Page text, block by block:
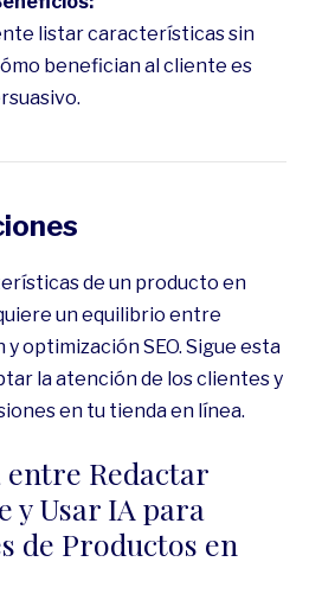
listar características sin
benefician al cliente es
de un producto en
un equilibrio entre
optimización SEO. Sigue esta
la atención de los clientes y
en tu tienda en línea.
Redactar
y Usar IA para
de Productos en